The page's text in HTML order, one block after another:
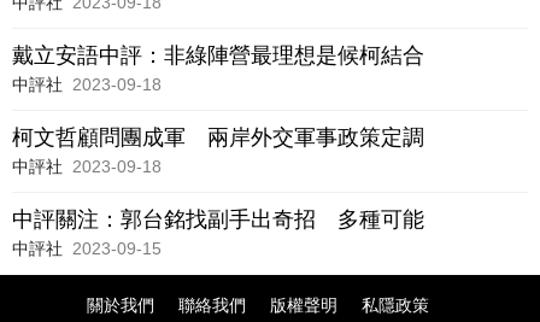
戴立安語中評：非綠陣營最理想是候柯結合
中評社 2023-09-18
柯文哲顧問團成軍 兩岸外交軍事政策定調
中評社 2023-09-18
中評關注：郭台銘找副手出奇招 多種可能
中評社 2023-09-15
關於我們 聯絡我們 版權聲明 私隱政策